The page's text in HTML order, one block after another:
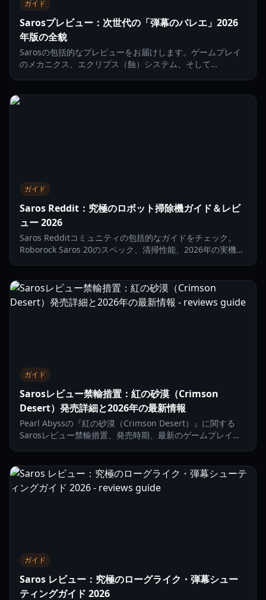
ガイド
Sarosプレビュー：次世代の「弾幕のバレエ」2026
年版の全貌
Sarosの包括的なプレビューをお届けします。ゲームプレイ
のメカニクス、エクリプス（蝕）システム、そして
ガイド
Saros Reddit：究極のロボット掃除機ガイド＆レビ
ュー 2026
Saros Redditコミュニティの包括的なガイドをチェック。
Roborock Saros 20のスペック、清掃性能、2026年の実機ベ
ガイド
Sarosレビュー禁輸措置：紅の砂漠（Crimson
Desert）発売詳細と2026年の最新情報
Pearl Abyssの『紅の砂漠（Crimson Desert）』に関する
Sarosレビュー禁輸措置、発売時期、最新のゲームプレイ機
ガイド
Saros レビュー：究極のローグライク・弾幕シュー
ティングガイド 2026